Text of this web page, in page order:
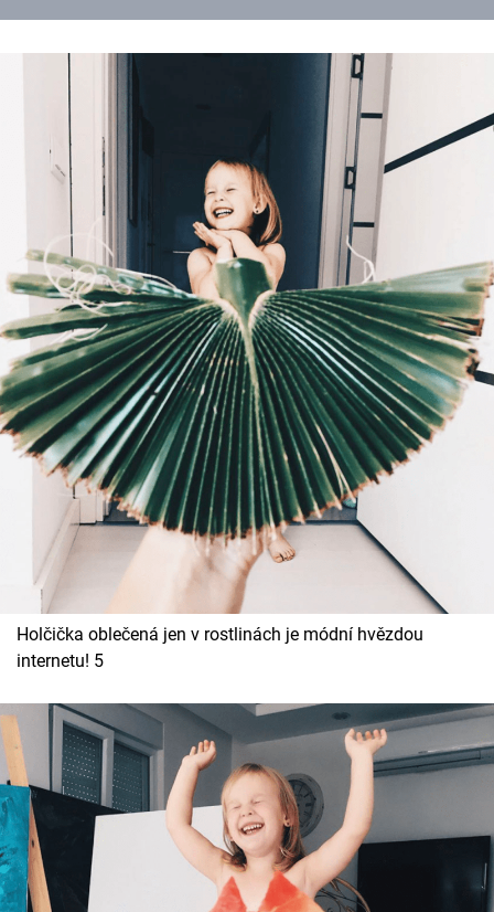
Holčička oblečená jen v rostlinách je módní hvězdou
internetu! 5